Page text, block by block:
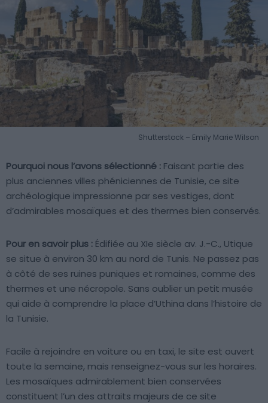
Shutterstock – Emily Marie Wilson
Pourquoi nous l’avons sélectionné : Faisant partie des
plus anciennes villes phéniciennes de Tunisie, ce site
archéologique impressionne par ses vestiges, dont
d’admirables mosaïques et des thermes bien conservés.
Pour en savoir plus : Édifiée au XIe siècle av. J.-C., Utique
se situe à environ 30 km au nord de Tunis. Ne passez pas
à côté de ses ruines puniques et romaines, comme des
thermes et une nécropole. Sans oublier un petit musée
qui aide à comprendre la place d’Uthina dans l’histoire de
la Tunisie.
Facile à rejoindre en voiture ou en taxi, le site est ouvert
toute la semaine, mais renseignez-vous sur les horaires.
Les mosaïques admirablement bien conservées
constituent l’un des attraits majeurs de ce site